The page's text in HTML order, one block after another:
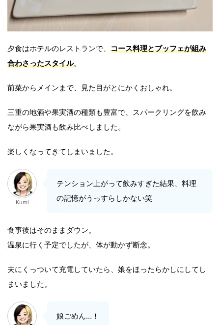
夕食はホテルのレストランで、 コース料理とブッフェが組み
合わさったスタイル。
前菜からメインまで、見た目がとにかくおしゃれ。
三重の地酒や果実酒の種類も豊富で、スパークリングを飲み
ながら果実酒も飲み比べしました。
楽しくなってきてしまいました。
Kumi
テンション上がって飲みすぎた結果、料理
の記憶がうっすらしかない笑
食事後はそのままダウン。
温泉に行く予定でしたが、体が動かず断念。
夫にくっついて充電していたら、娘をほったらかしにしてし
まいました。
娘ごめん…！